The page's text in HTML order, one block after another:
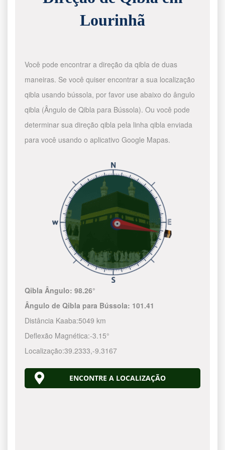
Lourinhã
Você pode encontrar a direção da qibla de duas
maneiras. Se você quiser encontrar a sua localização
qibla usando bússola, por favor use abaixo do ângulo
qibla (Ângulo de Qibla para Bússola). Ou você pode
determinar sua direção qibla pela linha qibla enviada
para você usando o aplicativo Google Mapas.
Qibla Ângulo:98.26°
Ângulo de Qibla para Bússola: 101.41
Distância Kaaba:5049 km
Deflexão Magnética:-3.15°
Localização:39.2333,-9.3167
ENCONTRE A LOCALIZAÇÃO